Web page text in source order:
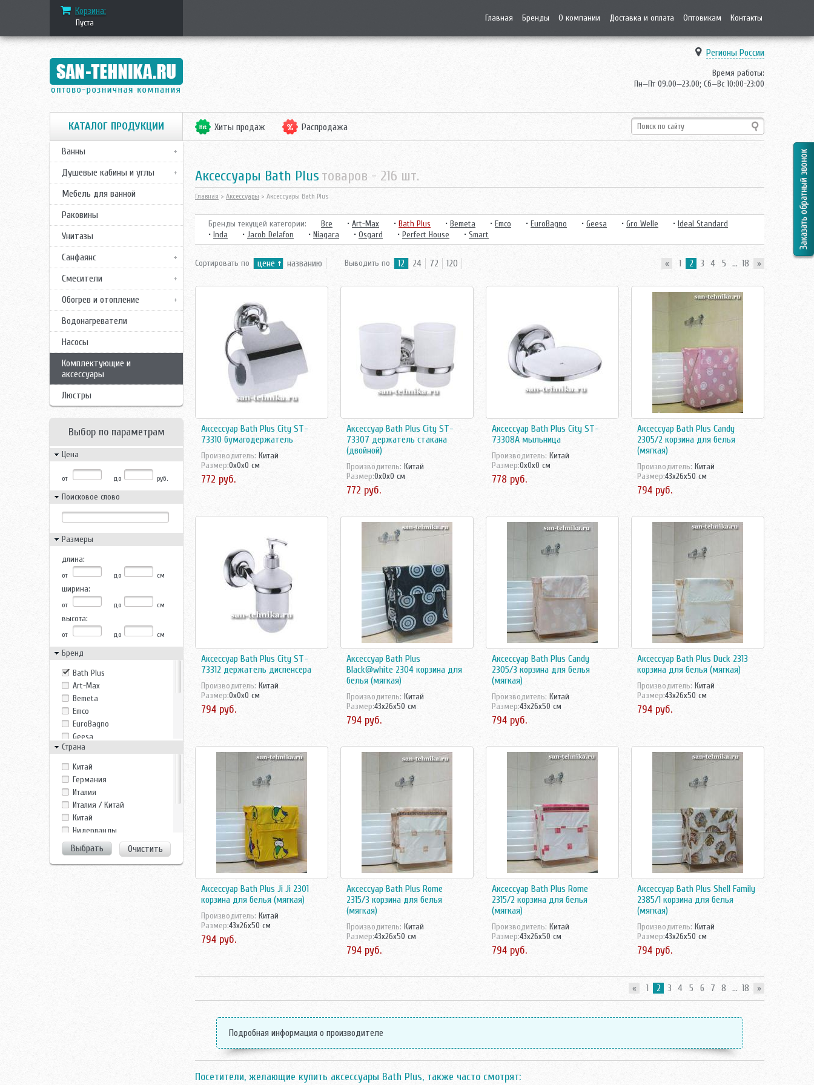
Корзина:
Пуста Главная Бренды О компании Доставка и оплата Оптовикам Контакты
Регионы России
Время работы:
Пн—Пт 09.00—23.00; Сб—Вс 10:00-23:00
КАТАЛОГ ПРОДУКЦИИ
Ванны
Душевые кабины и углы
Мебель для ванной
Раковины
Унитазы
Санфаянс
Смесители
Обогрев и отопление
Водонагреватели
Насосы
Комплектующие и
аксессуары
Люстры
Выбор по параметрам
Цена
от до руб.
Поисковое слово
Размеры
длина:
от до см
ширина:
от до см
высота:
от до см
Бренд
Bath Plus
Art-Max
Bemeta
Emco
EuroBagno
Geesa
Gro Welle
Ideal Standard
Inda
Jacob Delafon
Niagara
Osgard
Perfect House
Страна
Kитай
Германия
Италия
Италия / Китай
Китай
Нидерланды
Россия
Чехия
Швеция
Очистить
Хиты продаж Распродажа
Аксессуары Bath Plus товаров - 216 шт.
Главная > Аксессуары > Аксессуары Bath Plus
Бренды текущей категории: Все • Art-Max • Bath Plus • Bemeta • Emco • EuroBagno • Geesa • Gro Welle • Ideal Standard
• Inda • Jacob Delafon • Niagara • Osgard • Perfect House • Smart
Сортировать по цене названию Выводить по 12 24 72 120 « 1 2 3 4 5 ... 18 »
Аксессуар Bath Plus City ST-
73310 бумагодержатель
Производитель: Китай
Размер:0x0x0 см
772 руб.
Аксессуар Bath Plus City ST-
73307 держатель стакана
(двойной)
Производитель: Китай
Размер:0x0x0 см
772 руб.
Аксессуар Bath Plus City ST-
73308А мыльница
Производитель: Китай
Размер:0x0x0 см
778 руб.
Аксессуар Bath Plus Candy
2305/2 корзина для белья
(мягкая)
Производитель: Китай
Размер:43x26x50 см
794 руб.
Аксессуар Bath Plus City ST-
73312 держатель диспенсера
Производитель: Китай
Размер:0x0x0 см
794 руб.
Аксессуар Bath Plus
Black@white 2304 корзина для
белья (мягкая)
Производитель: Китай
Размер:43x26x50 см
794 руб.
Аксессуар Bath Plus Candy
2305/3 корзина для белья
(мягкая)
Производитель: Китай
Размер:43x26x50 см
794 руб.
Аксессуар Bath Plus Duck 2313
корзина для белья (мягкая)
Производитель: Китай
Размер:43x26x50 см
794 руб.
Аксессуар Bath Plus Ji Ji 2301
корзина для белья (мягкая)
Производитель: Китай
Размер:43x26x50 см
794 руб.
Аксессуар Bath Plus Rome
2315/3 корзина для белья
(мягкая)
Производитель: Китай
Размер:43x26x50 см
794 руб.
Аксессуар Bath Plus Rome
2315/2 корзина для белья
(мягкая)
Производитель: Китай
Размер:43x26x50 см
794 руб.
Аксессуар Bath Plus Shell Family
2385/1 корзина для белья
(мягкая)
Производитель: Китай
Размер:43x26x50 см
794 руб.
« 1 2 3 4 5 6 7 8 ... 18 »
Подробная информация о производителе
Посетители, желающие купить аксессуары Bath Plus, также часто смотрят: